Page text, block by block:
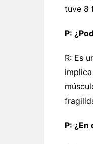
tuve 8
P:
R: Es
P: